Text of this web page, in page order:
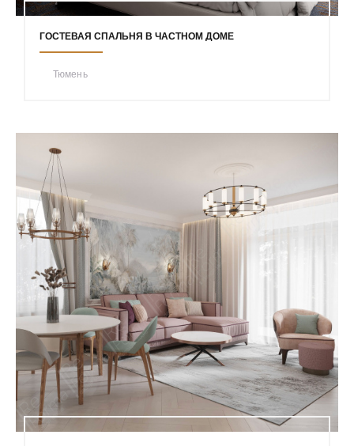
ГОСТЕВАЯ СПАЛЬНЯ В ЧАСТНОМ ДОМЕ
Тюмень